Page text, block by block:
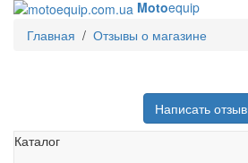
Motoequip
Главная / Отзывы о магазине
Написать отзыв
Каталог